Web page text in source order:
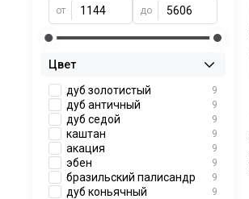
от до
Цвет
дуб золотистый
9
дуб античный 9
дуб седой 9
каштан 9
акация 9
эбен 9
бразильский палисандр 9
дуб коньячный 9